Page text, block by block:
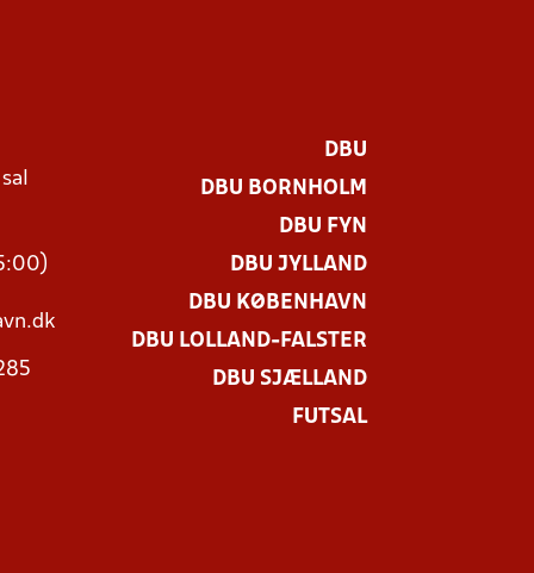
DBU
DBU BORNHOLM
DBU FYN
DBU JYLLAND
DBU KØBENHAVN
DBU LOLLAND-FALSTER
DBU SJÆLLAND
FUTSAL